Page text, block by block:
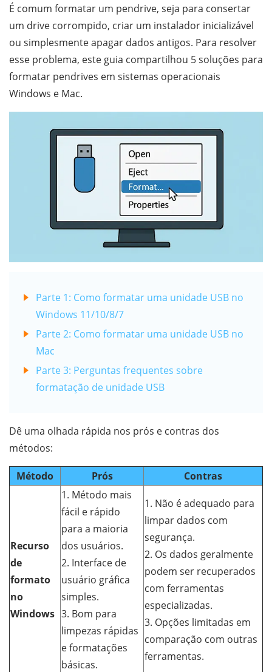
É comum formatar um pendrive, seja para consertar
um drive corrompido, criar um instalador inicializável
ou simplesmente apagar dados antigos. Para resolver
esse problema, este guia compartilhou 5 soluções para
formatar pendrives em sistemas operacionais
Windows e Mac.
Parte 1: Como formatar uma unidade USB no
Windows 11/10/8/7
Parte 2: Como formatar uma unidade USB no
Mac
Parte 3: Perguntas frequentes sobre
formatação de unidade USB
Dê uma olhada rápida nos prós e contras dos
métodos:
Método Prós Contras
Recurso
de
formato
no
Windows
1. Método mais
fácil e rápido
para a maioria
dos usuários.
2. Interface de
usuário gráfica
simples.
3. Bom para
limpezas rápidas
e formatações
básicas.
1. Não é adequado para
limpar dados com
segurança.
2. Os dados geralmente
podem ser recuperados
com ferramentas
especializadas.
3. Opções limitadas em
comparação com outras
ferramentas.